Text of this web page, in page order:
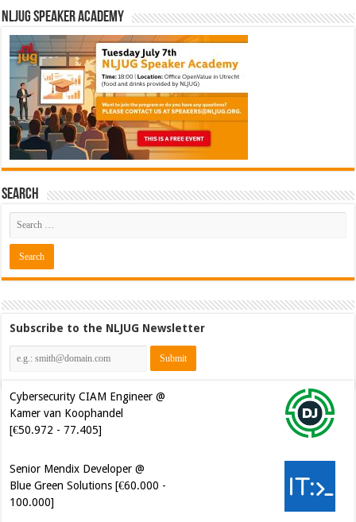
NLJUG Speaker Academy
Search
Subscribe to the NLJUG Newsletter
Cybersecurity CIAM Engineer @
Kamer van Koophandel
[€50.972 - 77.405]
Senior Mendix Developer @
Blue Green Solutions [€60.000 -
100.000]